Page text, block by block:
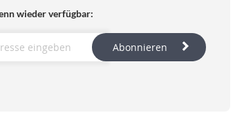
wieder verfügbar:
Abonnieren